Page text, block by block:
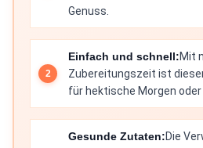
Genuss.
Einfach und schnell:Mit
Zubereitungszeit ist
für hektische Morgen
Gesunde Zutaten:Die